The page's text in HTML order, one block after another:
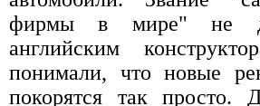
фирмы в мире" не
английским
понимали, что новые
покорятся так просто.